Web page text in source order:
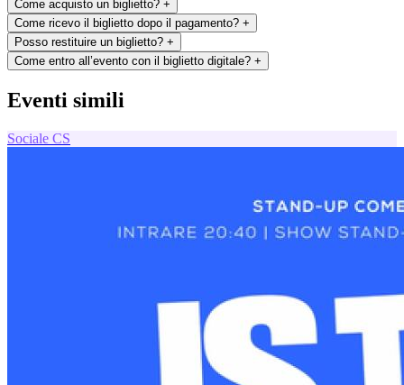
Come acquisto un biglietto? +
Come ricevo il biglietto dopo il pagamento? +
Posso restituire un biglietto? +
Come entro all’evento con il biglietto digitale? +
Eventi simili
Sociale CS